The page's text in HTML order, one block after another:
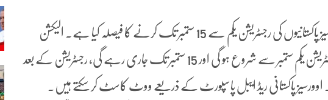
اسلام آباد: الیکشن کمیشن آف پاکستان نے اوورسیز پاکستانیوں کی رجسٹریشن یکم سے 15 ستمبر تک کرنے کا فیصلہ کیا ہے۔ الیکشن
کمیشن حکام کے مطابق اوورسیز پاکستانیوں کی رجسٹریشن یکم ستمبر سے شروع ہو گی اور 15 ستمبر تک جاری رہے گی، رجسٹریشن کے بعد
اوورسیز پاکستانی ریڈ ایبل پاسپورٹ کے ذریعے ووٹ کاسٹ کر سکتے ہیں۔